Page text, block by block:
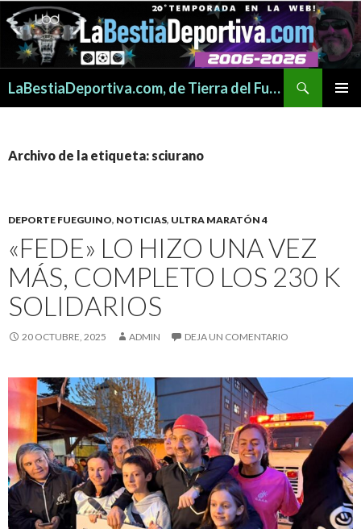
LaBestiaDeportiva.com, de Tierra del Fuego para todo el mundo
Archivo de la etiqueta: sciurano
DEPORTE FUEGUINO, NOTICIAS, ULTRA MARATÓN 4
«FEDE» LO HIZO UNA VEZ
MÁS, COMPLETO LOS 230 K
SOLIDARIOS
20 OCTUBRE, 2025 ADMIN DEJA UN COMENTARIO